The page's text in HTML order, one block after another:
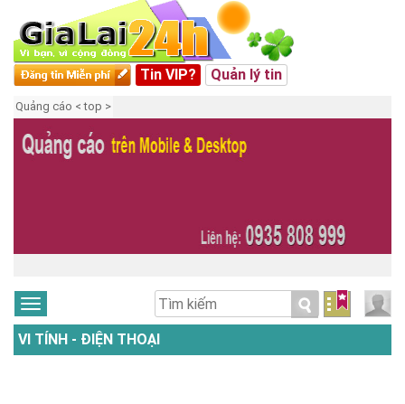
Tin VIP? Quản lý tin
Quảng cáo < top >
VI TÍNH - ĐIỆN THOẠI